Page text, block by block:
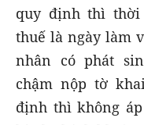
quy định thì thời
thuế là ngày làm
nhân có phát
chậm nộp tờ
định thì không